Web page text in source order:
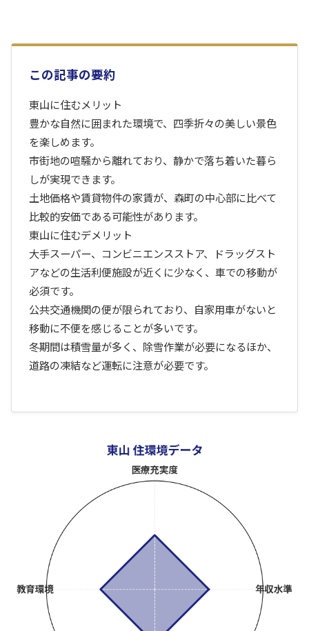
この記事の要約
東山に住むメリット
豊かな自然に囲まれた環境で、四季折々の美しい景色
を楽しめます。
市街地の喧騒から離れており、静かで落ち着いた暮ら
しが実現できます。
土地価格や賃貸物件の家賃が、森町の中心部に比べて
比較的安価である可能性があります。
東山に住むデメリット
大手スーパー、コンビニエンスストア、ドラッグスト
アなどの生活利便施設が近くに少なく、車での移動が
必須です。
公共交通機関の便が限られており、自家用車がないと
移動に不便を感じることが多いです。
冬期間は積雪量が多く、除雪作業が必要になるほか、
道路の凍結など運転に注意が必要です。